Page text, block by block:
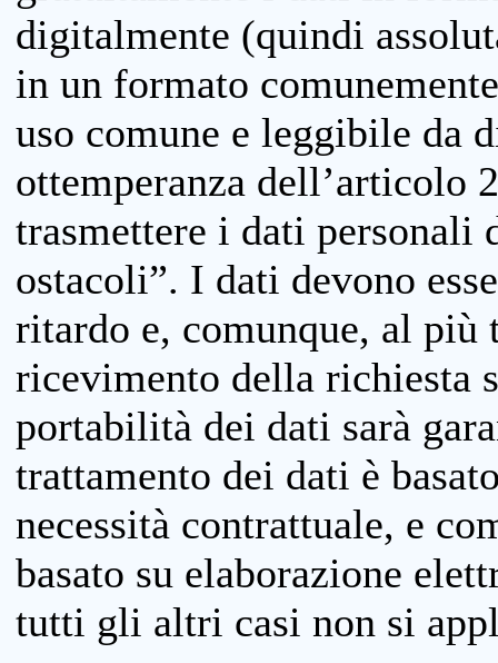
digitalmente (quindi
in un formato
uso comune e leggibile da
ottemperanza dell’articolo
trasmettere i dati personali
ostacoli”. I dati devono
ritardo e, comunque, al più
ricevimento della richiesta
portabilità dei dati sarà
trattamento dei dati è
necessità contrattuale, e
basato su elaborazione
tutti gli altri casi non si